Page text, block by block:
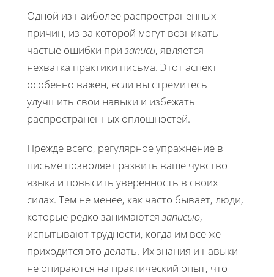
Одной из наиболее распространенных
причин, из-за которой могут возникать
частые ошибки при записи, является
нехватка практики письма. Этот аспект
особенно важен, если вы стремитесь
улучшить свои навыки и избежать
распространенных оплошностей.
Прежде всего, регулярное упражнение в
письме позволяет развить ваше чувство
языка и повысить уверенность в своих
силах. Тем не менее, как часто бывает, люди,
которые редко занимаются записью,
испытывают трудности, когда им все же
приходится это делать. Их знания и навыки
не опираются на практический опыт, что